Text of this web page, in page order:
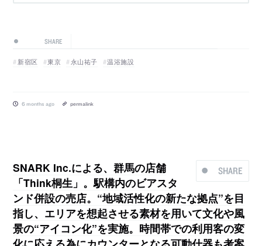
SHARE
新宿区 東京 永山祐子 温浴施設
6 months ago permalink
SHARE
SNARK Inc.による、群馬の店舗
「Think桐生」。駅構内のビアスタ
ンド併設の売店。“地域活性化の新たな拠点”を目
指し、エリアを想起させる素材を用いて文化や風
景の“アイコン化”を実施。時間帯での利用客の変